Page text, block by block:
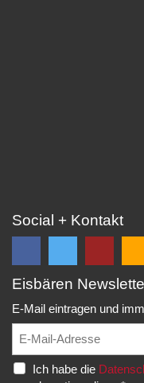
Social + Kontakt
Folge
auf
Facebook
und
erhalte
Folge
auf
Twitter
und
erhalte
EC
Rudolf-
Diesel-
Eisbären
E-Mail eintragen und
Ich habe die